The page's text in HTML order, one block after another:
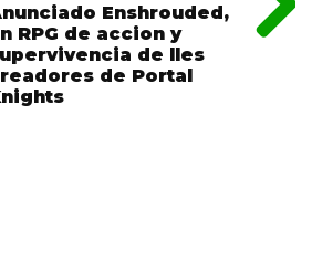
Enshrouded,
RPG de accion y
de lles
de Portal